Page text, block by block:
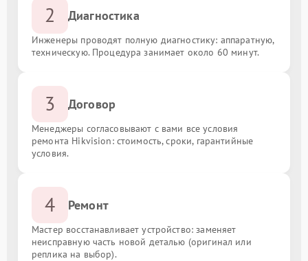
2 Диагностика
Инженеры проводят полную диагностику: аппаратную,
техническую. Процедура занимает около 60 минут.
3 Договор
Менеджеры согласовывают с вами все условия
ремонта Hikvision: стоимость, сроки, гарантийные
условия.
4 Ремонт
Мастер восстанавливает устройство: заменяет
неисправную часть новой деталью (оригинал или
реплика на выбор).